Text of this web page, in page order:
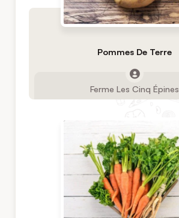
Pommes De Terre
Ferme Les Cinq Épines